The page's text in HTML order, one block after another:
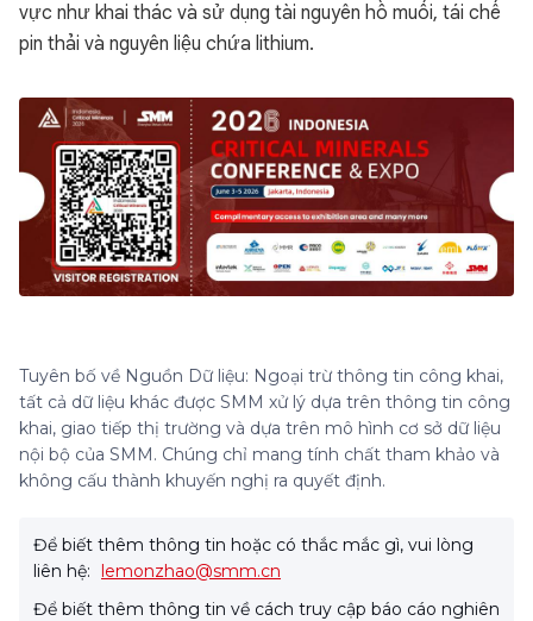
vực như khai thác và sử dụng tài nguyên hồ muối, tái chế
pin thải và nguyên liệu chứa lithium.
Tuyên bố về Nguồn Dữ liệu: Ngoại trừ thông tin công khai,
tất cả dữ liệu khác được SMM xử lý dựa trên thông tin công
khai, giao tiếp thị trường và dựa trên mô hình cơ sở dữ liệu
nội bộ của SMM. Chúng chỉ mang tính chất tham khảo và
không cấu thành khuyến nghị ra quyết định.
Để biết thêm thông tin hoặc có thắc mắc gì, vui lòng
liên hệ: lemonzhao@smm.cn
Để biết thêm thông tin về cách truy cập báo cáo nghiên